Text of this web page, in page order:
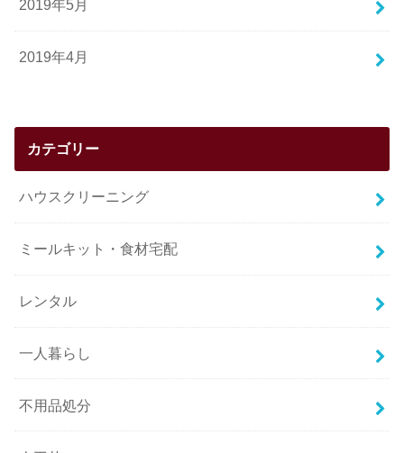
2019年5月
2019年4月
カテゴリー
ハウスクリーニング
ミールキット・食材宅配
レンタル
一人暮らし
不用品処分